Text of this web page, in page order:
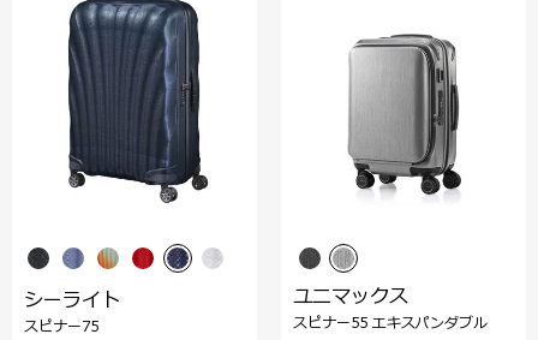
シーライト
スピナー75
ユニマックス
スピナー55 エキスパンダブル